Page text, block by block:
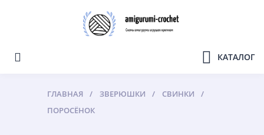
КАТАЛОГ
ГЛАВНАЯ ЗВЕРЮШКИ
СВИНКИ
ПОРОСЁНОК